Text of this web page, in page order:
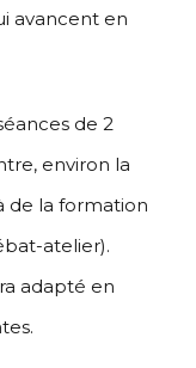
avancent en
de 2
environ la
de la formation
atelier).
adapté en